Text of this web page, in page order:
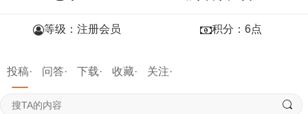
等级：注册会员 积分：6点
投稿· 问答· 下载· 收藏· 关注·